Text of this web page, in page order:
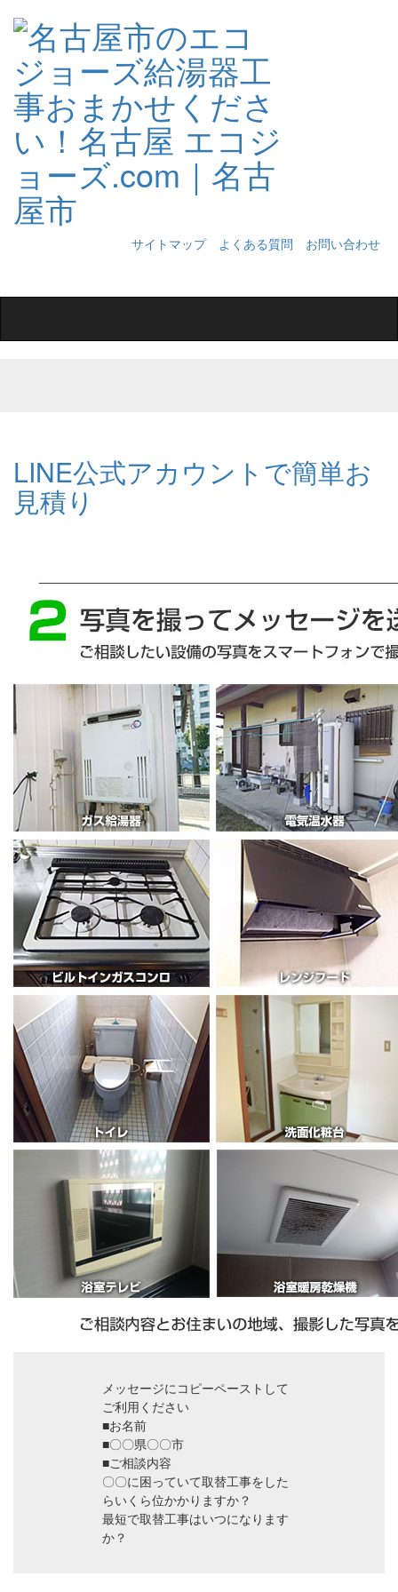
サイトマップ よくある質問
お問い合わせ
LINE公式アカウントで簡単お
見積り
メッセージにコピーペーストして
ご利用ください
■お名前
■〇〇県〇〇市
■ご相談内容
〇〇に困っていて取替工事をした
らいくら位かかりますか？
最短で取替工事はいつになります
か？